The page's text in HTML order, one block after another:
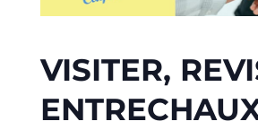
VISITER,